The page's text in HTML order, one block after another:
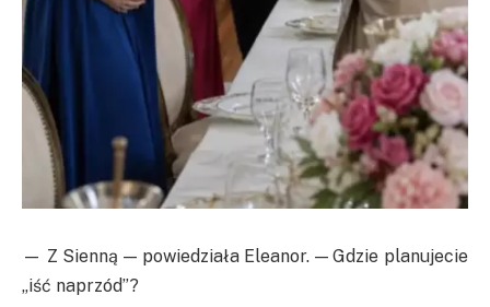
— Z Sienną — powiedziała Eleanor. — Gdzie planujecie
„iść naprzód”?